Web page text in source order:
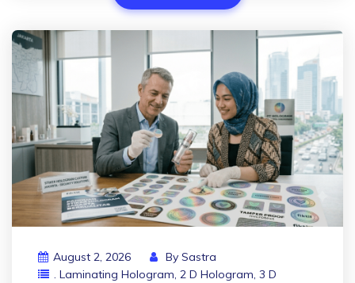
August 2, 2026 By Sastra
. Laminating Hologram, 2 D Hologram, 3 D